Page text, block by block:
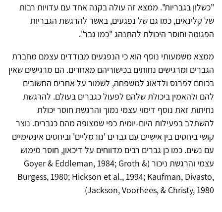
"כשלון בגבריות". ממצא זה עולה בקנה אחד עם עדויות רבות
של קלינאים, כמו גם של נפגעים, באשר להרגשת הגבריות
הפגומה וחוסר היכולת להתנהג "כמו גבר".
ממצא משמעותי נוסף הוא כי הנפגעים מבודדים עצמם מחברת
הגברים ומרגישים נחותים בכישוריהם מאחרים. הם מרגישים שאין
בכוחם לפרנס ולדאוג למשפחה, לשמור על אחרים החשובים
להם ולהאמין ביכולת שלהם לפעול כגברים בעולם. להרגשת
נחיתות זאת נוסף דימוי עצמי נמוך והרגשת חוסר יכולת
להשתלב בפעילות היום-יומית כפי שמצופה מהם כגברים. נוצר
קושי ביחסים בין אישיים עם גברים 'נורמליים' וביחסים אינטימיים
עם נשים. כמו כן גברים רבים מדווחים על דיכאון, חוסר מימוש
עצמי והרגשת ניכור (Goyer & Eddleman, 1984; Groth &
Burgess, 1980; Hickson et al., 1994; Kaufman, Divasto,
Jackson, Voorhees, & Christy, 1980)